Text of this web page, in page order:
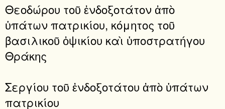
Θεοδώρου τοῦ ἐνδοξοτάτον ἀπὸ
ὑπάτων πατρικίου, κόμητος τοῦ
βασιλικοῦ ὀψικίου καὶ ὑποστρατήγου
Θράκης
Σεργίου τοῦ ἐνδοξοτάτου ἀπὸ ὑπάτων
πατρικίου